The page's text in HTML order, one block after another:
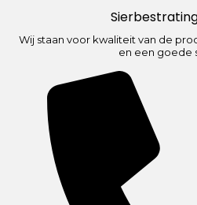
Wij staan voor kwaliteit van de
en een goede